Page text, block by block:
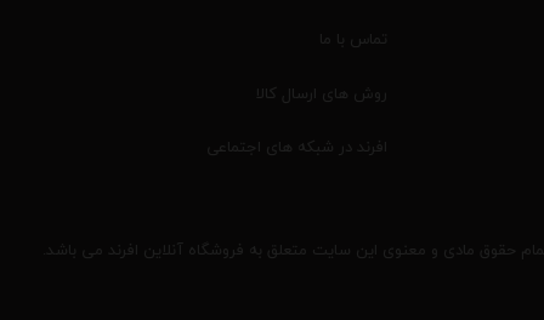
حقوق مادی و معنوی این سایت متعلق به فروشگاه آنلاین افرند می باشد.
تماس با ما
روش های ارسال کالا
افرند در شبکه های اجتماعی